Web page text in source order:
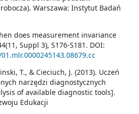
Warszawa: Instytut Badań
does measurement invariance
Suppl 3), S176-S181. DOI:
T., & Cieciuch, J. (2013). Uczeń
narzędzi diagnostycznych
of available diagnostic tools].
Edukacji